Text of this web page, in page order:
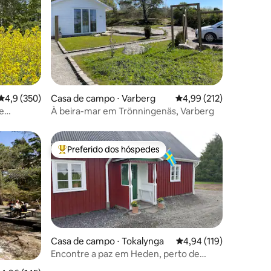
de uma avaliação média de 5, 350 avaliações
4,9 (350)
Casa de campo ⋅ Varberg 4,99 de uma avaliação
4,99 (212)
À beira-mar em Trönningenäs, Varberg
Entre os melhores preferidos dos hóspedes
Preferido dos hóspedes
Casa de campo ⋅ Tokalynga 4,94 de uma avaliação
4,94 (119)
Encontre a paz em Heden, perto de